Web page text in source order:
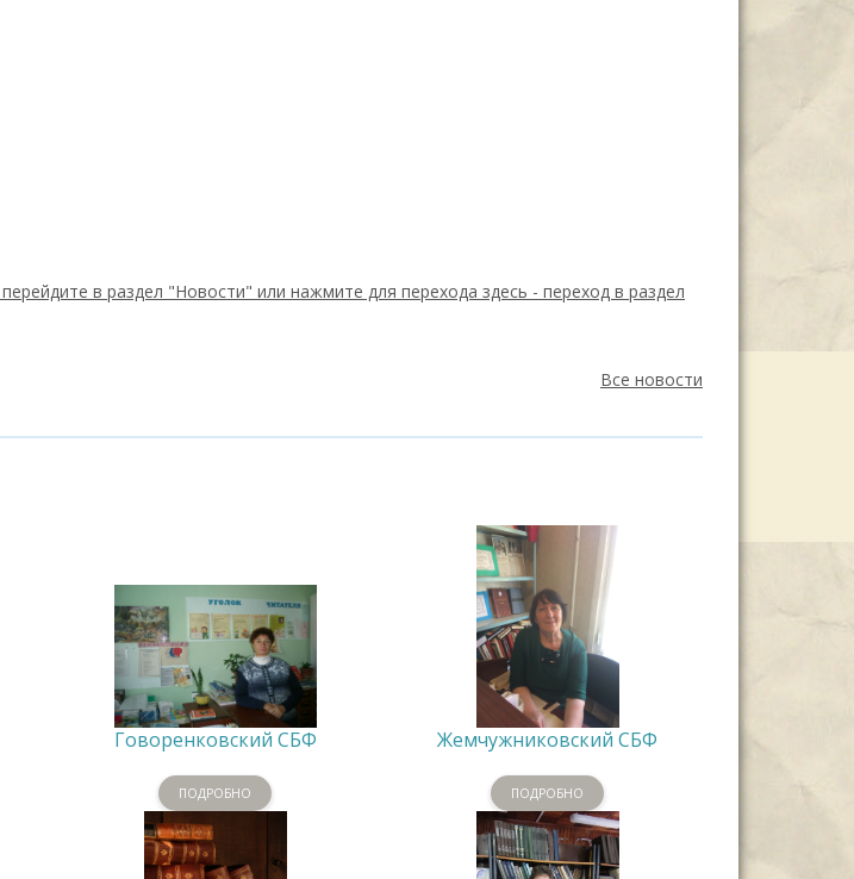
в раздел "Новости" или нажмите для перехода здесь - переход в раздел
Все новости
Говоренковский СБФ
ПОДРОБНО
Жемчужниковский СБФ
ПОДРОБНО